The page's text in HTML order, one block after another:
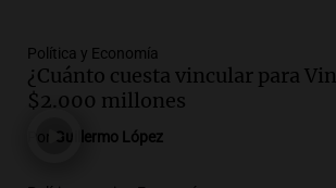
Panorama Federal
Episodios
Audio.Solans Hoteles es
porque el concurso “abre un
creatividad”
Política y Economía
¿Cuánto cuesta vincular para
$2.000 millones
Guillermo López